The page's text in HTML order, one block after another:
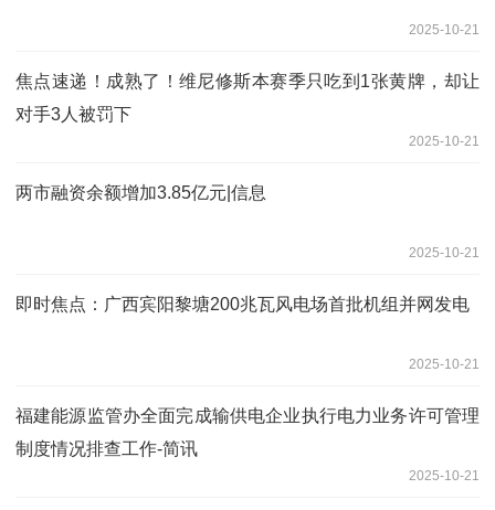
2025-10-21
焦点速递！成熟了！维尼修斯本赛季只吃到1张黄牌，却让
对手3人被罚下
2025-10-21
两市融资余额增加3.85亿元|信息
2025-10-21
即时焦点：广西宾阳黎塘200兆瓦风电场首批机组并网发电
2025-10-21
福建能源监管办全面完成输供电企业执行电力业务许可管理
制度情况排查工作-简讯
2025-10-21